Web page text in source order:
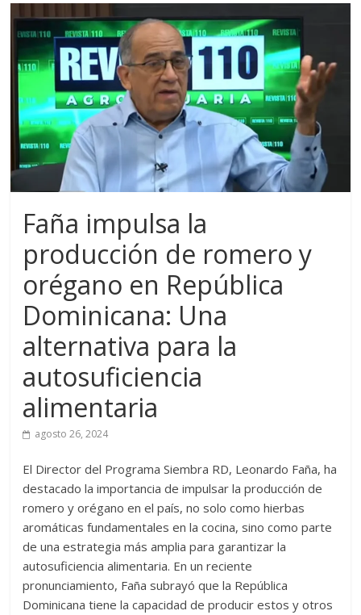
Faña impulsa la
producción de romero y
orégano en República
Dominicana: Una
alternativa para la
autosuficiencia
alimentaria
agosto 26, 2024
El Director del Programa Siembra RD, Leonardo Faña, ha
destacado la importancia de impulsar la producción de
romero y orégano en el país, no solo como hierbas
aromáticas fundamentales en la cocina, sino como parte
de una estrategia más amplia para garantizar la
autosuficiencia alimentaria. En un reciente
pronunciamiento, Faña subrayó que la República
Dominicana tiene la capacidad de producir estos y otros